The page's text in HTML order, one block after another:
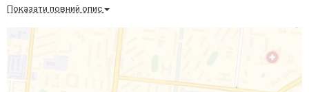
Показати повний опис